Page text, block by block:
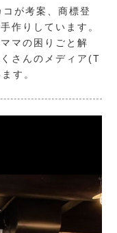
が考案、商標登
作りしています。
マの困りごと解
さんのメディア(T
す。